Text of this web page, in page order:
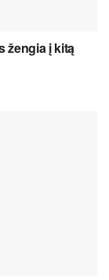
žengia į kitą